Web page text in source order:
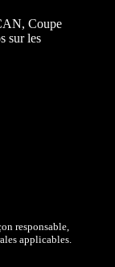
Coupe
sur les
responsable,
applicables.